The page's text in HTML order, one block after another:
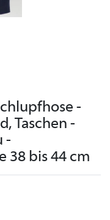
-
Taschen -
-
38 bis 44 cm